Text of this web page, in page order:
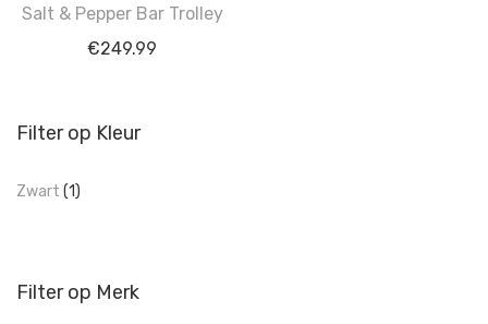
Salt & Pepper Bar Trolley
€249.99
Filter op Kleur
Zwart (1)
Filter op Merk